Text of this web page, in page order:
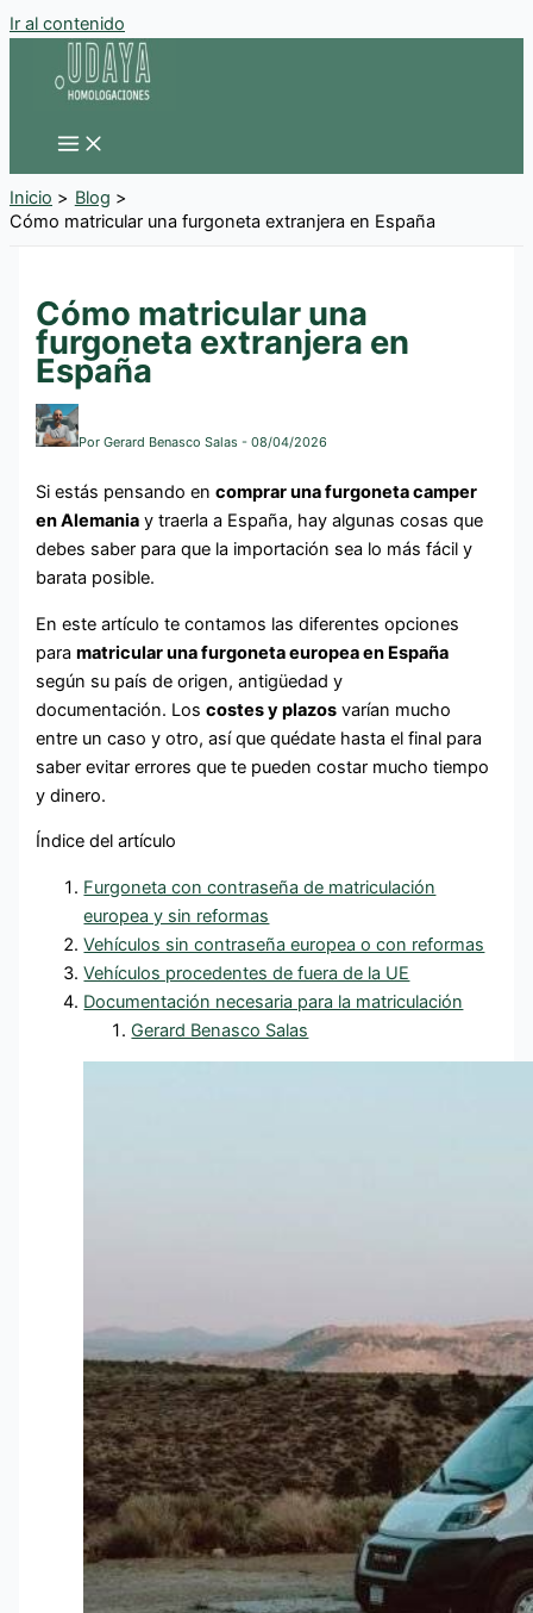
Ir al contenido
Inicio
Blog
Cómo matricular una furgoneta extranjera en España
Cómo matricular una
furgoneta extranjera en
España
PorGerard Benasco Salas-08/04/2026
Si estás pensando encomprar una furgoneta camper
en Alemania y traerla a España, hay algunas cosas que
debes saber para que la importación sea lo más fácil y
barata posible.
En este artículo te contamos las diferentes opciones
paramatricular una furgoneta europea en España
según su país de origen, antigüedad y
documentación. Loscostes y plazos varían mucho
entre un caso y otro, así que quédate hasta el final para
saber evitar errores que te pueden costar mucho tiempo
y dinero.
Índice del artículo
Furgoneta con contraseña de matriculación
europea y sin reformas
Vehículos sin contraseña europea o con reformas
Vehículos procedentes de fuera de la UE
Documentación necesaria para la matriculación
Gerard Benasco Salas